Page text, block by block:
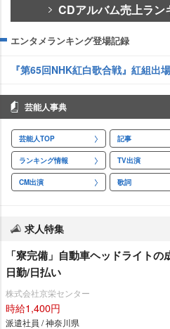
CDアルバム売上ラン
エンタメランキング登場記録
『第65回NHK紅白歌合戦』紅組出
芸能人事典
芸能人TOP 記事
ランキング情報 TV出演
CM出演 歌詞
求人特集
「寮完備」自動車ヘッドライト
日勤/日払い
株式会社京栄センター
時給1,400円
派遣社員 / 神奈川県